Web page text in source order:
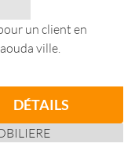
un client en
ville.
DÉTAILS